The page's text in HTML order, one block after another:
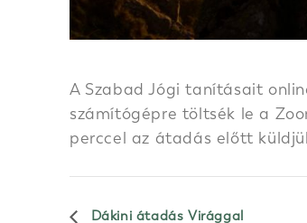
A Szabad Jógi tanításait
számítógépre töltsék le a
perccel az átadás előtt
Dákini átadás Virággal